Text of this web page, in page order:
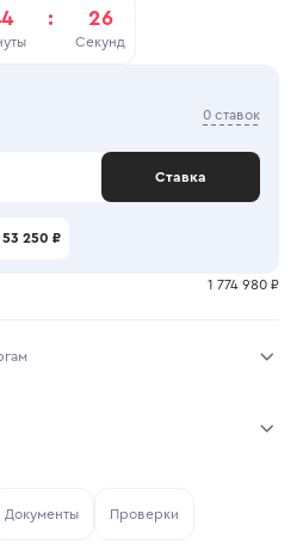
: 26
Секунд
0 ставок
Ставка
53 250 ₽
1 774 980 ₽
Открытые торги
Документы Проверки